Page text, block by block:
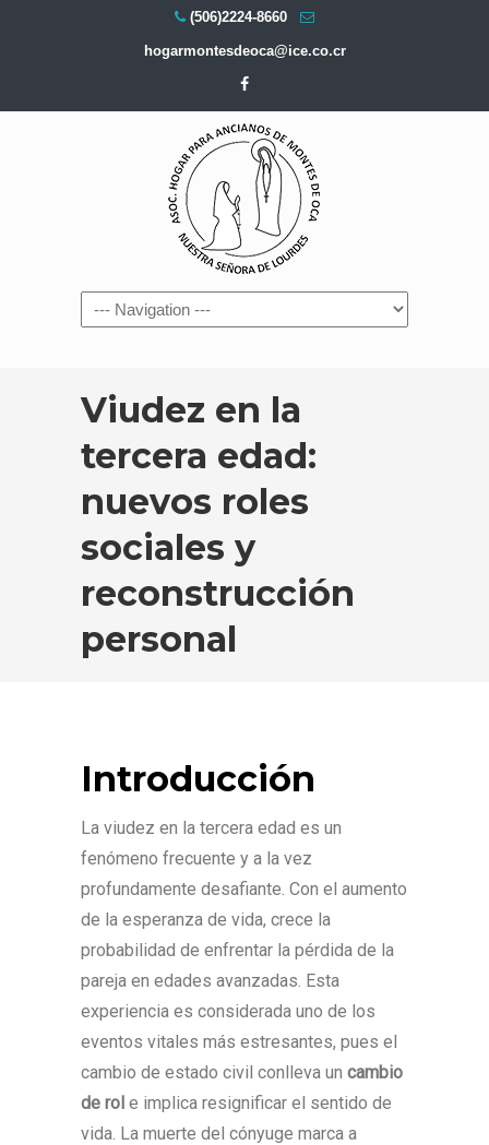
(506)2224-8660
hogarmontesdeoca@ice.co.cr
Navigation
Viudez en la
tercera edad:
nuevos roles
sociales y
reconstrucción
personal
Introducción
La viudez en la tercera edad es un
fenómeno frecuente y a la vez
profundamente desafiante. Con el aumento
de la esperanza de vida, crece la
probabilidad de enfrentar la pérdida de la
pareja en edades avanzadas. Esta
experiencia es considerada uno de los
eventos vitales más estresantes, pues el
cambio de estado civil conlleva un cambio
de rol e implica resignificar el sentido de
vida. La muerte del cónyuge marca a